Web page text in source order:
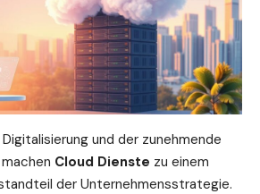
und der zunehmende
Cloud Dienste zu einem
der Unternehmensstrategie.